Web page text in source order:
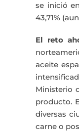
se inició
43,71%
El reto
aceite
Ministerio
producto.
diversas
carne o